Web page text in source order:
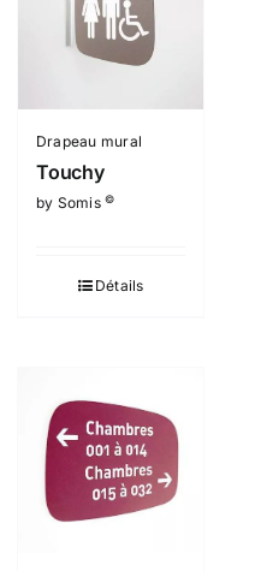
Drapeau mural
Touchy
by Somis©
Détails